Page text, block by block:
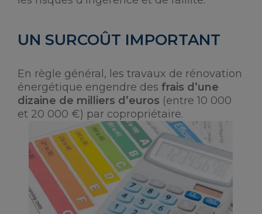
UN SURCOÛT IMPORTANT
En règle général, les travaux de rénovation
énergétique engendre des frais d’une
dizaine de milliers d’euros (entre 10 000
et 20 000 €) par copropriétaire.